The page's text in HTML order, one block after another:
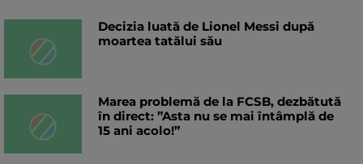
Decizia luată de Lionel Messi după
moartea tatălui său
Marea problemă de la FCSB, dezbătută
în direct: ”Asta nu se mai întâmplă de
15 ani acolo!”